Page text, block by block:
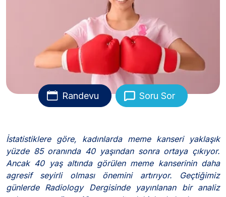
Randevu Soru Sor
İstatistiklere göre, kadınlarda meme kanseri yaklaşık
yüzde 85 oranında 40 yaşından sonra ortaya çıkıyor.
Ancak 40 yaş altında görülen meme kanserinin daha
agresif seyirli olması önemini artırıyor. Geçtiğimiz
günlerde Radiology Dergisinde yayınlanan bir analiz